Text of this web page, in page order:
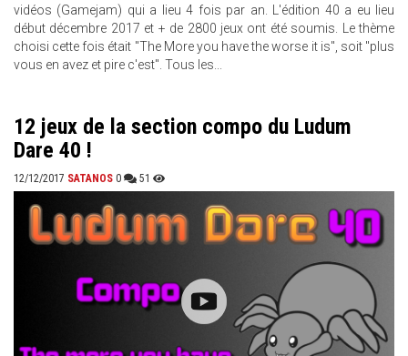
vidéos (Gamejam) qui a lieu 4 fois par an. L'édition 40 a eu lieu
début décembre 2017 et + de 2800 jeux ont été soumis. Le thème
choisi cette fois était "The More you have the worse it is", soit "plus
vous en avez et pire c'est". Tous les...
12 jeux de la section compo du Ludum
Dare 40 !
12/12/2017 SATANOS 0 51